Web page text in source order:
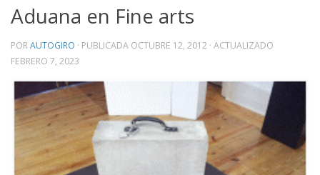
Aduana en Fine arts
PORAUTOGIRO · PUBLICADA OCTUBRE 12, 2012 · ACTUALIZADO
FEBRERO 7, 2023